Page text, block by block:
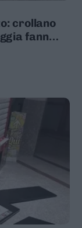
crollano
fanno